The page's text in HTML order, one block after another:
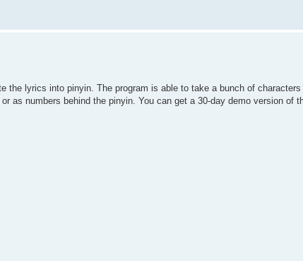
the lyrics into pinyin. The program is able to take a bunch of
as numbers behind the pinyin. You can get a 30-day demo version of